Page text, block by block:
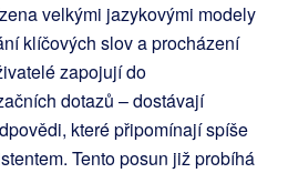
velkými jazykovými modely
klíčových slov a procházení
zapojují do
dotazů – dostávají
které připomínají spíše
Tento posun již probíhá